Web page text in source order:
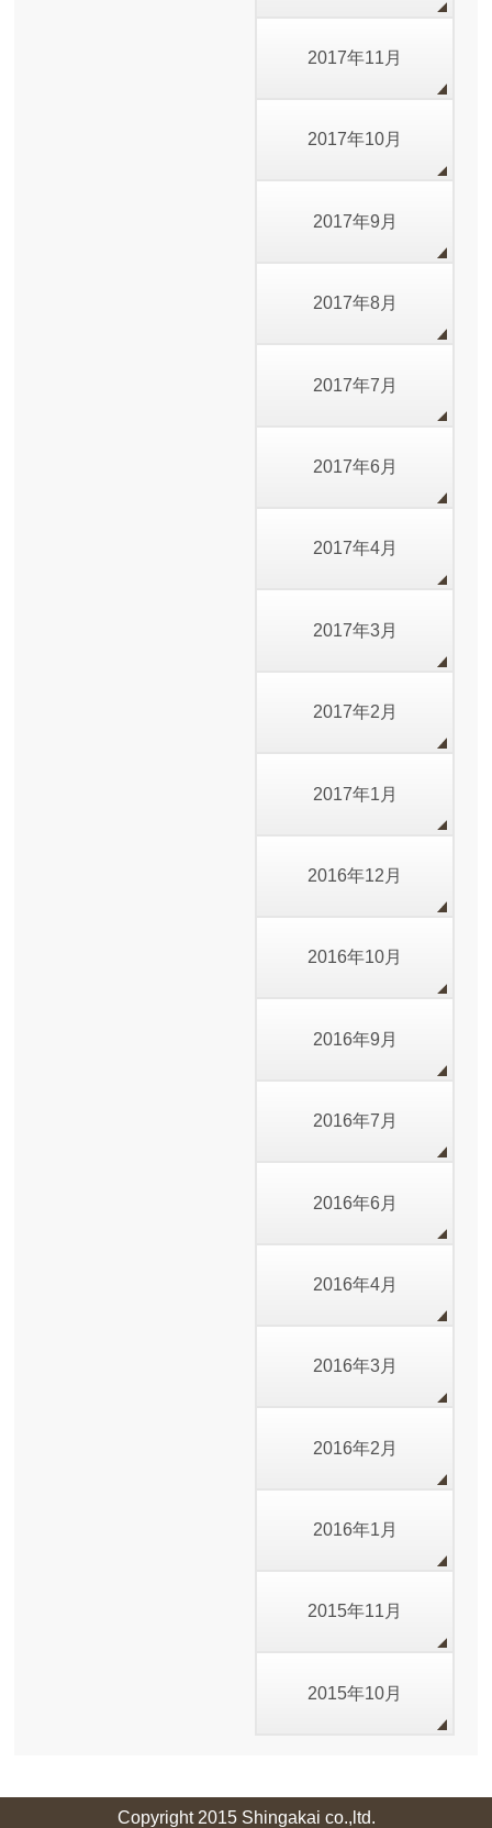
2017年11月
2017年10月
2017年9月
2017年8月
2017年7月
2017年6月
2017年4月
2017年3月
2017年2月
2017年1月
2016年12月
2016年10月
2016年9月
2016年7月
2016年6月
2016年4月
2016年3月
2016年2月
2016年1月
2015年11月
2015年10月
Copyright 2015 Shingakai co.,ltd.